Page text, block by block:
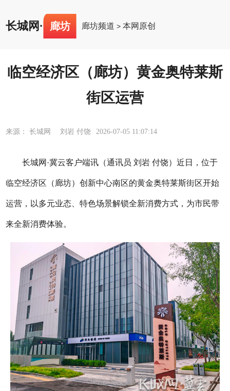
长城网 · 廊坊 廊坊频道 >本网原创
临空经济区（廊坊）黄金奥特莱斯
街区运营
来源： 长城网 刘岩 付饶 2026-07-05 11:07:14
长城网·冀云客户端讯（通讯员 刘岩 付饶）近日，位于
临空经济区（廊坊）创新中心南区的黄金奥特莱斯街区开始
运营，以多元业态、特色场景解锁全新消费方式，为市民带
来全新消费体验。